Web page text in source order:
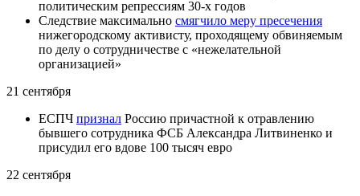
политическим репрессиям 30-х годов
Следствие максимально смягчило меру пресечения
нижегородскому активисту, проходящему обвиняемым
по делу о сотрудничестве с «нежелательной
организацией»
21 сентября
ЕСПЧ признал Россию причастной к отравлению
бывшего сотрудника ФСБ Александра Литвиненко и
присудил его вдове 100 тысяч евро
22 сентября